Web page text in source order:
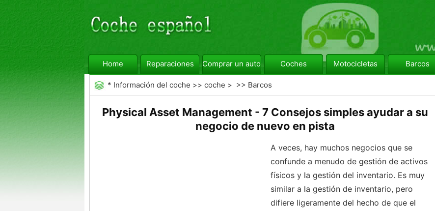
Home Reparaciones Comprar un automóvil Coches Motocicletas Barcos
* Información del coche >> coche > >> Barcos
Physical Asset Management - 7 Consejos simples ayudar a su
negocio de nuevo en pista
A veces, hay muchos negocios que se
confunde a menudo de gestión de activos
físicos y la gestión del inventario. Es muy
similar a la gestión de inventario, pero
difiere ligeramente del hecho de que el